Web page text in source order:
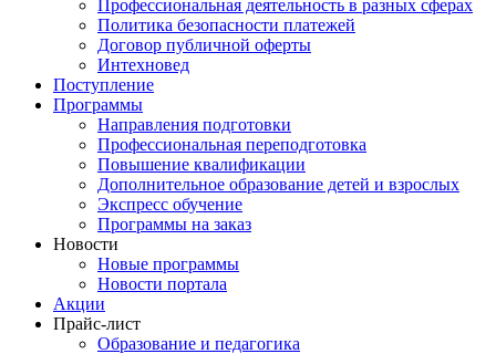
Профессиональная деятельность в разных сферах
Политика безопасности платежей
Договор публичной оферты
Интехновед
Поступление
Программы
Направления подготовки
Профессиональная переподготовка
Повышение квалификации
Дополнительное образование детей и взрослых
Экспресс обучение
Программы на заказ
Новости
Новые программы
Новости портала
Акции
Прайс-лист
Образование и педагогика